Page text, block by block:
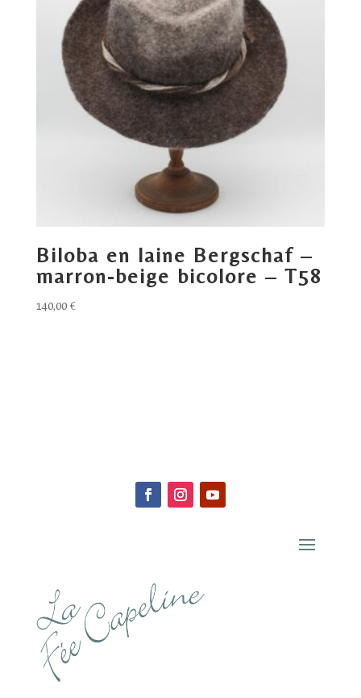
Biloba en laine Bergschaf –
marron-beige bicolore – T58
140,00 €